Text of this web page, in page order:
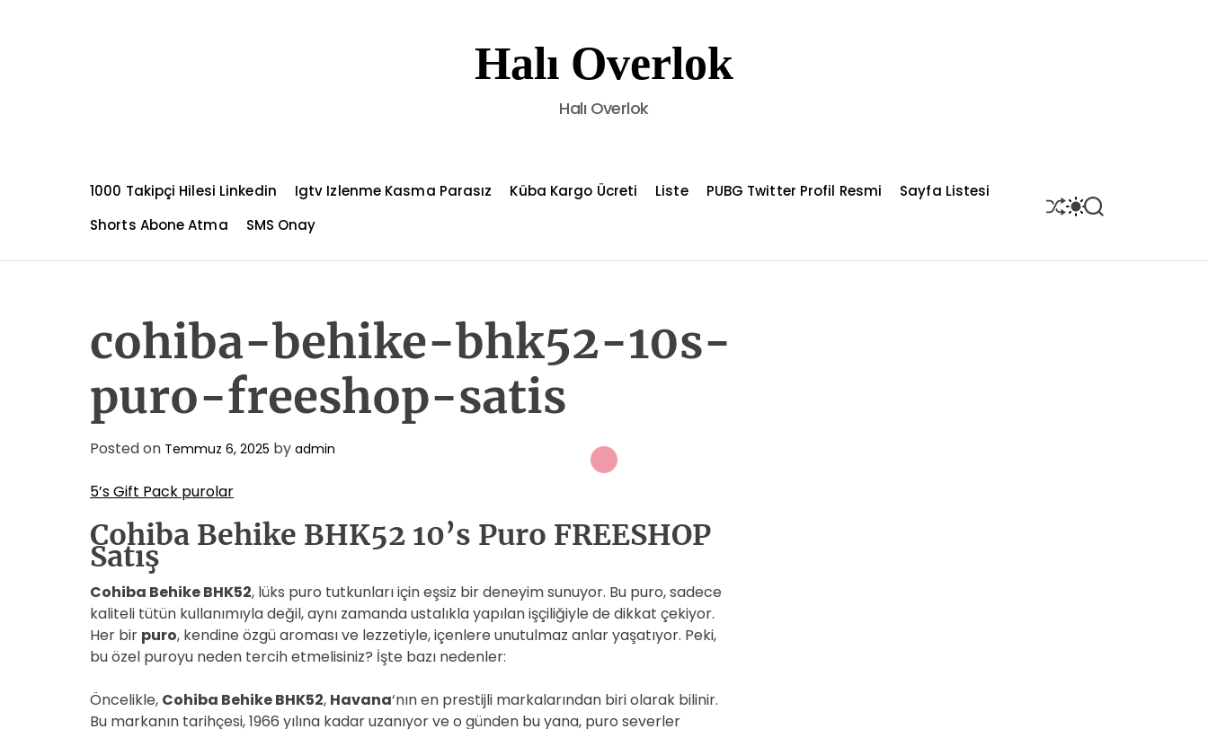
t
Halı Overlok
Halı Overlok
1000 Takipçi Hilesi Linkedin Igtv Izlenme Kasma Parasız Küba Kargo Ücreti Liste PUBG Twitter Profil Resmi
Sayfa Listesi
Shorts Abone Atma
SMS Onay
S
H
S
W
S
E
cohiba-behike-bhk52-10s-
puro-freeshop-satis
Posted on Temmuz 6, 2025 by admin
5’s Gift Pack purolar
Cohiba Behike BHK52 10’s Puro FREESHOP
Satış
Cohiba Behike BHK52, lüks puro tutkunları için eşsiz bir deneyim sunuyor. Bu puro, sadece
kaliteli tütün kullanımıyla değil, aynı zamanda ustalıkla yapılan işçiliğiyle de dikkat çekiyor.
Her bir puro, kendine özgü aroması ve lezzetiyle, içenlere unutulmaz anlar yaşatıyor. Peki,
bu özel puroyu neden tercih etmelisiniz? İşte bazı nedenler:
Öncelikle, Cohiba Behike BHK52, Havana‘nın en prestijli markalarından biri olarak bilinir.
Bu markanın tarihçesi, 1966 yılına kadar uzanıyor ve o günden bu yana, puro severler